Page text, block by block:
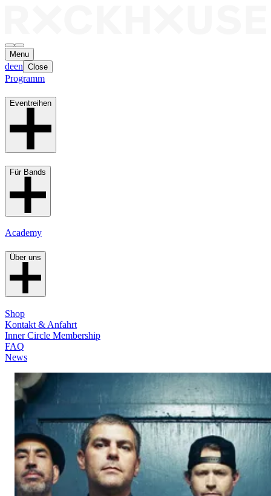
Menu
deen Close
Programm
Eventreihen
Für Bands
Academy
Über uns
Shop
Kontakt & Anfahrt
Inner Circle Membership
FAQ
News